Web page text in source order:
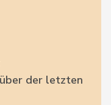
der letzten